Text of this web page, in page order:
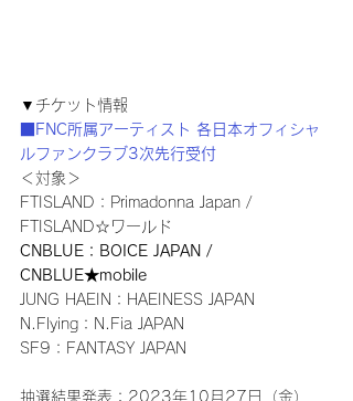
▼チケット情報
■FNC所属アーティスト 各日本オフィシャ
ルファンクラブ3次先行受付
＜対象＞
FTISLAND：Primadonna Japan /
FTISLAND☆ワールド
CNBLUE：BOICE JAPAN /
CNBLUE★mobile
JUNG HAEIN：HAEINESS JAPAN
N.Flying：N.Fia JAPAN
SF9：FANTASY JAPAN
抽選結果発表：2023年10月27日（金）